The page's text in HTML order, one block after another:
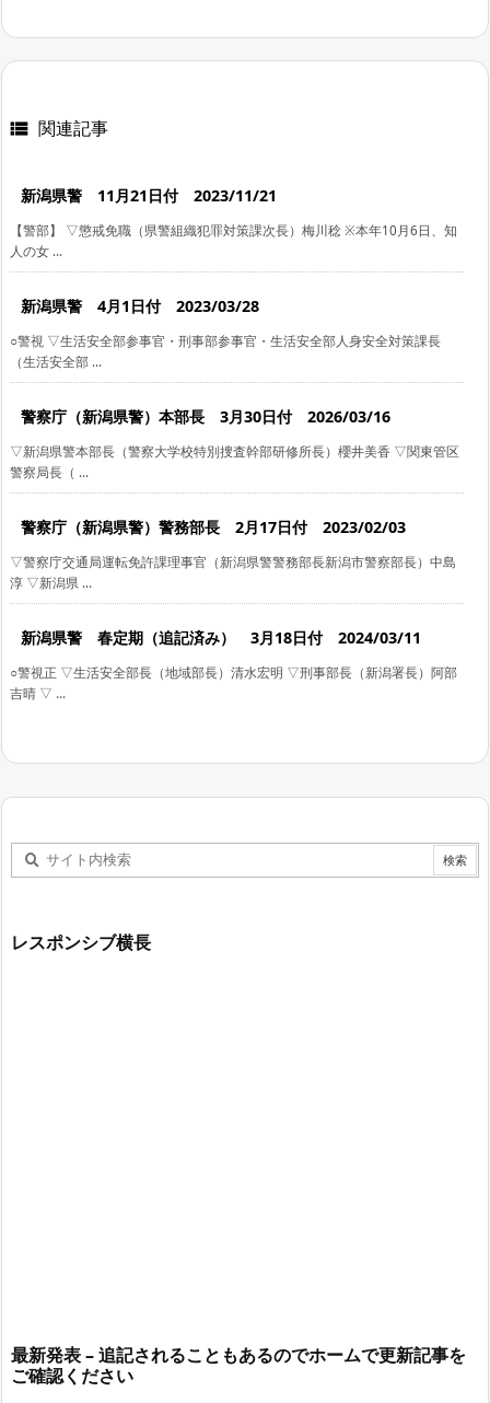
 関連記事
新潟県警 11月21日付 2023/11/21
【警部】 ▽懲戒免職（県警組織犯罪対策課次長）梅川稔 ※本年10月6日、知
人の女 ...
新潟県警 4月1日付 2023/03/28
○警視 ▽生活安全部参事官・刑事部参事官・生活安全部人身安全対策課長
（生活安全部 ...
警察庁（新潟県警）本部長 3月30日付 2026/03/16
▽新潟県警本部長（警察大学校特別捜査幹部研修所長）櫻井美香 ▽関東管区
警察局長（ ...
警察庁（新潟県警）警務部長 2月17日付 2023/02/03
▽警察庁交通局運転免許課理事官（新潟県警警務部長新潟市警察部長）中島
淳 ▽新潟県 ...
新潟県警 春定期（追記済み） 3月18日付 2024/03/11
○警視正 ▽生活安全部長（地域部長）清水宏明 ▽刑事部長（新潟署長）阿部
吉晴 ▽ ...
レスポンシブ横長
最新発表 – 追記されることもあるのでホームで更新記事を
ご確認ください